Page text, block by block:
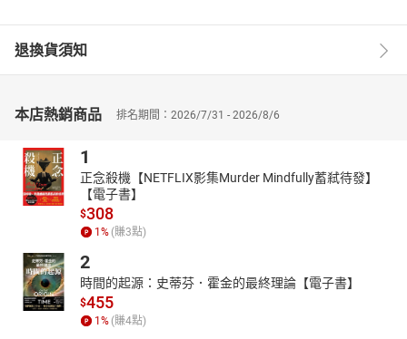
退換貨須知
本店熱銷商品 排名期間：2026/7/31 - 2026/8/6
1
正念殺機【NETFLIX影集Murder Mindfully蓄弒待發】
【電子書】
$308
1 % (賺3點)
2
時間的起源：史蒂芬．霍金的最終理論【電子書】
$455
1 % (賺4點)